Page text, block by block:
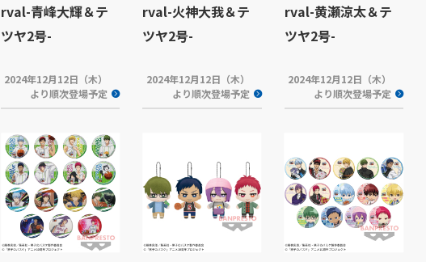
rval-青峰大輝＆テ
ツヤ2号-
2024年12月12日（木）
より順次登場予定
rval-火神大我＆テ
ツヤ2号-
2024年12月12日（木）
より順次登場予定
rval-黄瀬涼太＆テ
ツヤ2号-
2024年12月12日（木）
より順次登場予定